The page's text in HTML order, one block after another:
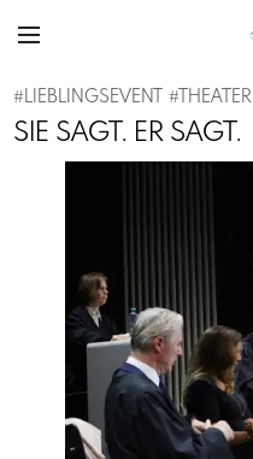
#LIEBLINGSEVENT # THEATER
SIE SAGT. ER SAGT.
Previous